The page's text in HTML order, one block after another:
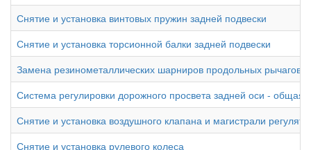
Снятие и установка винтовых пружин задней подвески
Снятие и установка торсионной балки задней подвески
Замена резинометаллических шарниров продольных рычагов
Система регулировки дорожного просвета задней оси -
Снятие и установка воздушного клапана и магистрали
Снятие и установка рулевого колеса